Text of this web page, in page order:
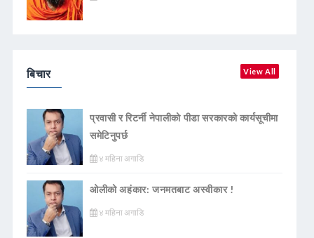
बिचार View All
प्रवासी र रिटर्नी नेपालीको पीडा सरकारको कार्यसूचीमा
समेटिनुपर्छ
४ महिना अगाडि
ओलीको अहंकार: जनमतबाट अस्वीकार !
४ महिना अगाडि